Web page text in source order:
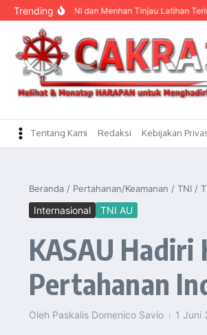
content
Trending
TNI dan Menhan Tinjau Latihan Terintegrasi
Tentang Kami Redaksi Kebijakan
Beranda / Pertahanan/Keamanan / TNI /
Internasional TNI AU
KASAU Hadiri
Pertahanan
Oleh Paskalis Domenico Savio 1 Juni